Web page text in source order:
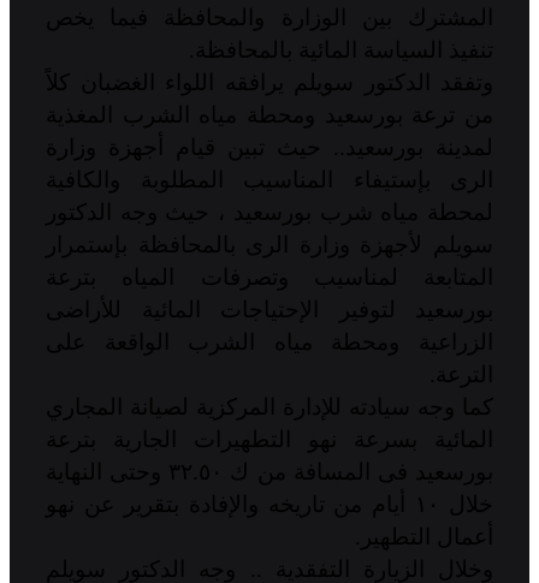
المشترك بين الوزارة والمحافظة فيما يخص
تنفيذ السياسة المائية بالمحافظة.
وتفقد الدكتور سويلم يرافقه اللواء الغضبان كلاً
من ترعة بورسعيد ومحطة مياه الشرب المغذية
لمدينة بورسعيد.. حيث تبين قيام أجهزة وزارة
الرى بإستيفاء المناسيب المطلوبة والكافية
لمحطة مياه شرب بورسعيد ، حيث وجه الدكتور
سويلم لأجهزة وزارة الرى بالمحافظة بإستمرار
المتابعة لمناسيب وتصرفات المياه بترعة
بورسعيد لتوفير الإحتياجات المائية للأراضى
الزراعية ومحطة مياه الشرب الواقعة على
الترعة.
كما وجه سيادته للإدارة المركزية لصيانة المجاري
المائية بسرعة نهو التطهيرات الجارية بترعة
بورسعيد فى المسافة من ك ٣٢.٥٠ وحتى النهاية
خلال ١٠ أيام من تاريخه والإفادة بتقرير عن نهو
أعمال التطهير.
وخلال الزيارة التفقدية .. وجه الدكتور سويلم